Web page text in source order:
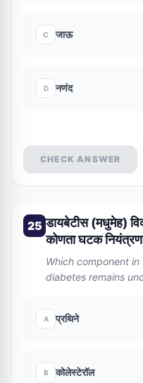
C जाऊ
D नणंद
CHECK ANSWER
25 डायबेटीस (मधुमेह)
कोणता घटक
Which component
diabetes remains
A प्रथिने
B कोलेस्टेरॉल